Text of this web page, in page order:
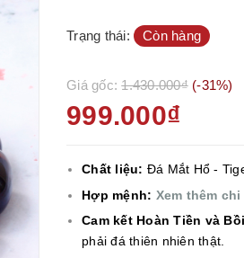
Trạng thái: Còn hàng
Giá gốc:1.430.000₫ (-31%)
999.000₫
Chất liệu: Đá Mắt Hổ -
Hợp mệnh: Xem thêm
Cam kết Hoàn Tiền và
phải đá thiên nhiên thật.